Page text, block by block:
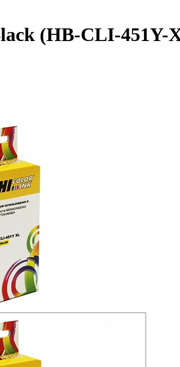
(HB-CLI-451Y-